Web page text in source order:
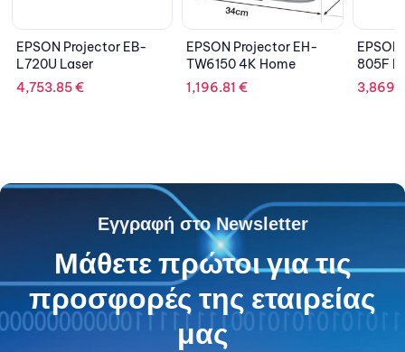
EB-
EPSON Projector EH-
TW6150 4K Home
1,196.81
EPSON Projector EB-
805F Laser
3,869.45
Εγγραφή στο Newsletter
Μάθετε πρώτοι για τις
προσφορές της εταιρείας
μας